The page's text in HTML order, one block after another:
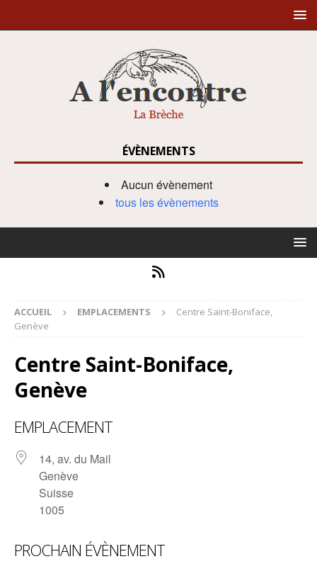
ÉVÈNEMENTS
Aucun évènement
tous les évènements
ACCUEIL EMPLACEMENTS
Centre Saint-Boniface,
Genève
Centre Saint-Boniface,
Genève
EMPLACEMENT
14, av. du Mail
Genève
Suisse
1005
PROCHAIN ÉVÈNEMENT